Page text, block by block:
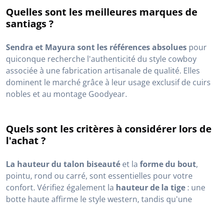
Quelles sont les meilleures marques de
santiags ?
Sendra et Mayura sont les références absolues pour
quiconque recherche l'authenticité du style cowboy
associée à une fabrication artisanale de qualité. Elles
dominent le marché grâce à leur usage exclusif de cuirs
nobles et au montage Goodyear.
Quels sont les critères à considérer lors de
l'achat ?
La hauteur du talon biseauté et la forme du bout,
pointu, rond ou carré, sont essentielles pour votre
confort. Vérifiez également la hauteur de la tige : une
botte haute affirme le style western, tandis qu'une